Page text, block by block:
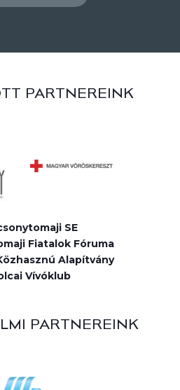
PARTNEREINK
SE
Fiatalok Fóruma
Alapítvány
Vívóklub
PARTNEREINK